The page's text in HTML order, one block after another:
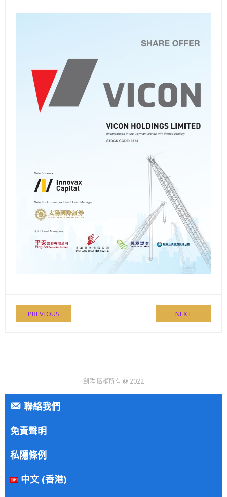
PREVIOUS NEXT
創陞 版權所有 @ 2022
聯絡我們
免責聲明
私隱條例
中文 (香港)